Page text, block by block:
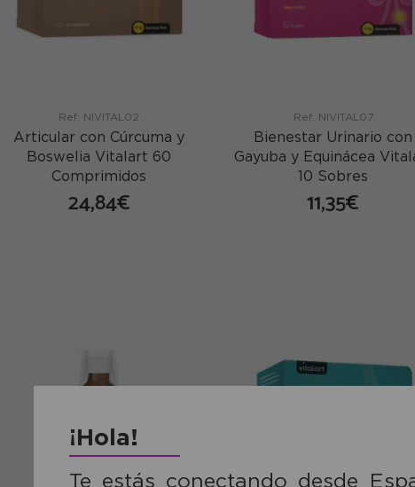
Ref: NIVITAL02
Articular con Cúrcuma y
Boswelia Vitalart 60
Comprimidos
24,84€
Ref: NIVITAL07
Bienestar Urinario con
Gayuba y Equinácea
10 Sobres
11,35€
¡Hola!
Te estás conectando desde